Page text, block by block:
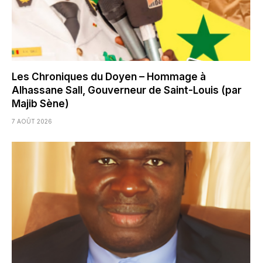
Les Chroniques du Doyen – Hommage à
Alhassane Sall, Gouverneur de Saint-Louis (par
Majib Sène)
7 AOÛT 2026